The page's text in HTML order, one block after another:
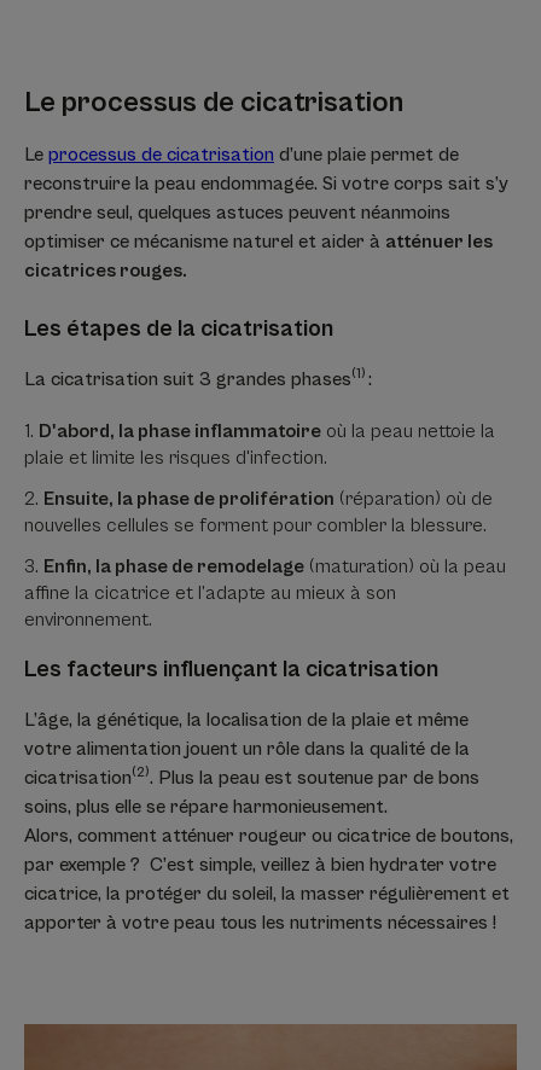
Le processus de cicatrisation
Le processus de cicatrisation d’une plaie permet de
reconstruire la peau endommagée. Si votre corps sait s’y
prendre seul, quelques astuces peuvent néanmoins
optimiser ce mécanisme naturel et aider à atténuer les
cicatrices rouges.
Les étapes de la cicatrisation
La cicatrisation suit 3 grandes phases(1) :
D'abord, la phase inflammatoire où la peau nettoie la
plaie et limite les risques d'infection.
Ensuite, la phase de prolifération (réparation) où de
nouvelles cellules se forment pour combler la blessure.
Enfin, la phase de remodelage (maturation) où la peau
affine la cicatrice et l’adapte au mieux à son
environnement.
Les facteurs influençant la cicatrisation
L’âge, la génétique, la localisation de la plaie et même
votre alimentation jouent un rôle dans la qualité de la
cicatrisation(2). Plus la peau est soutenue par de bons
soins, plus elle se répare harmonieusement.
Alors, comment atténuer rougeur ou cicatrice de boutons,
par exemple ? C’est simple, veillez à bien hydrater votre
cicatrice, la protéger du soleil, la masser régulièrement et
apporter à votre peau tous les nutriments nécessaires !